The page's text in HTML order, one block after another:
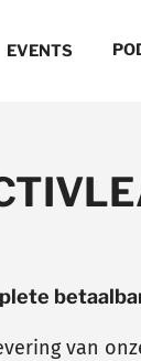
EVENTS
van